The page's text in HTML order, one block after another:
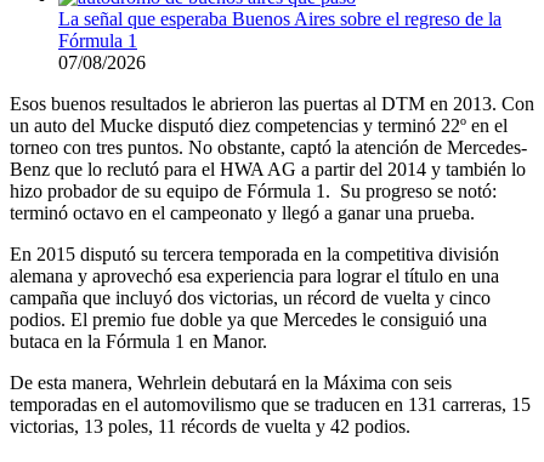
La señal que esperaba Buenos Aires sobre el regreso de la
Fórmula 1
07/08/2026
Esos buenos resultados le abrieron las puertas al DTM en 2013. Con
un auto del Mucke disputó diez competencias y terminó 22º en el
torneo con tres puntos. No obstante, captó la atención de Mercedes-
Benz que lo reclutó para el HWA AG a partir del 2014 y también lo
hizo probador de su equipo de Fórmula 1. Su progreso se notó:
terminó octavo en el campeonato y llegó a ganar una prueba.
En 2015 disputó su tercera temporada en la competitiva división
alemana y aprovechó esa experiencia para lograr el título en una
campaña que incluyó dos victorias, un récord de vuelta y cinco
podios. El premio fue doble ya que Mercedes le consiguió una
butaca en la Fórmula 1 en Manor.
De esta manera, Wehrlein debutará en la Máxima con seis
temporadas en el automovilismo que se traducen en 131 carreras, 15
victorias, 13 poles, 11 récords de vuelta y 42 podios.